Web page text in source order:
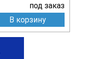
под заказ
В корзину